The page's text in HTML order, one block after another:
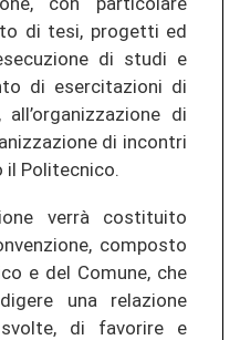
di tesi, progetti ed
di studi e
di esercitazioni di
di
di incontri
il Politecnico.
verrà costituito
composto
e del Comune, che
una relazione
di favorire e